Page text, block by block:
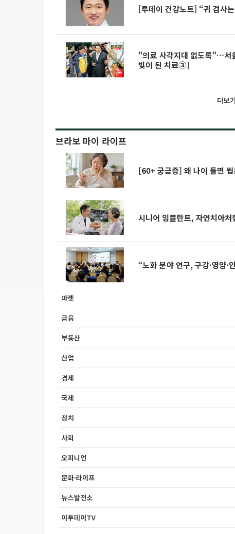
[투데이 건강노트] “귀 검사
"의료 사각지대 없도록"…서
빚이 된 치료③]
더보기
브라보 마이 라이프
[60+ 궁금증] 왜 나이 들면
시니어 임플란트, 자연치아
“노화 분야 연구, 구강·영양·
마켓
금융
부동산
산업
경제
국제
정치
사회
오피니언
문화·라이프
뉴스발전소
이투데이TV